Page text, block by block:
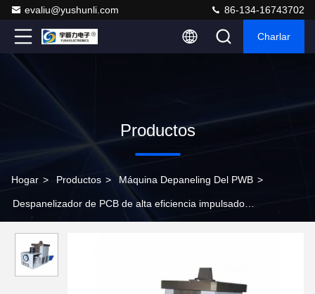
evaliu@yushunli.com 86-134-16743702
Charlar
Productos
Hogar > Productos > Máquina Depaneling Del PWB >
Despanelizador de PCB de alta eficiencia impulsado
SMT